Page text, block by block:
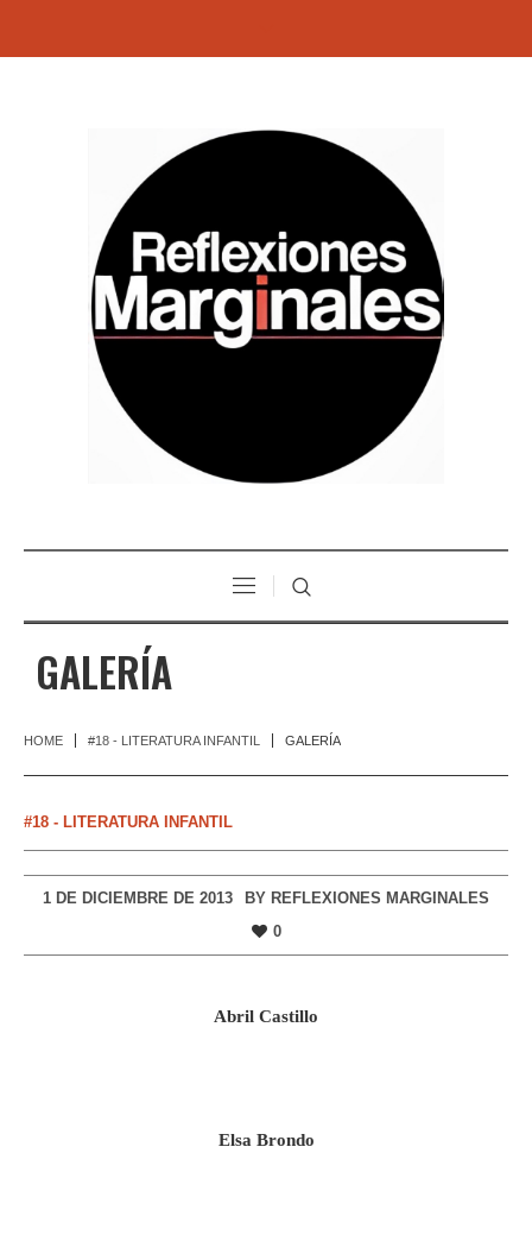
GALERÍA
HOME #18 - LITERATURA INFANTIL GALERÍA
#18 - LITERATURA INFANTIL
1 DE DICIEMBRE DE 2013 BY REFLEXIONES MARGINALES
0
Abril Castillo
Elsa Brondo